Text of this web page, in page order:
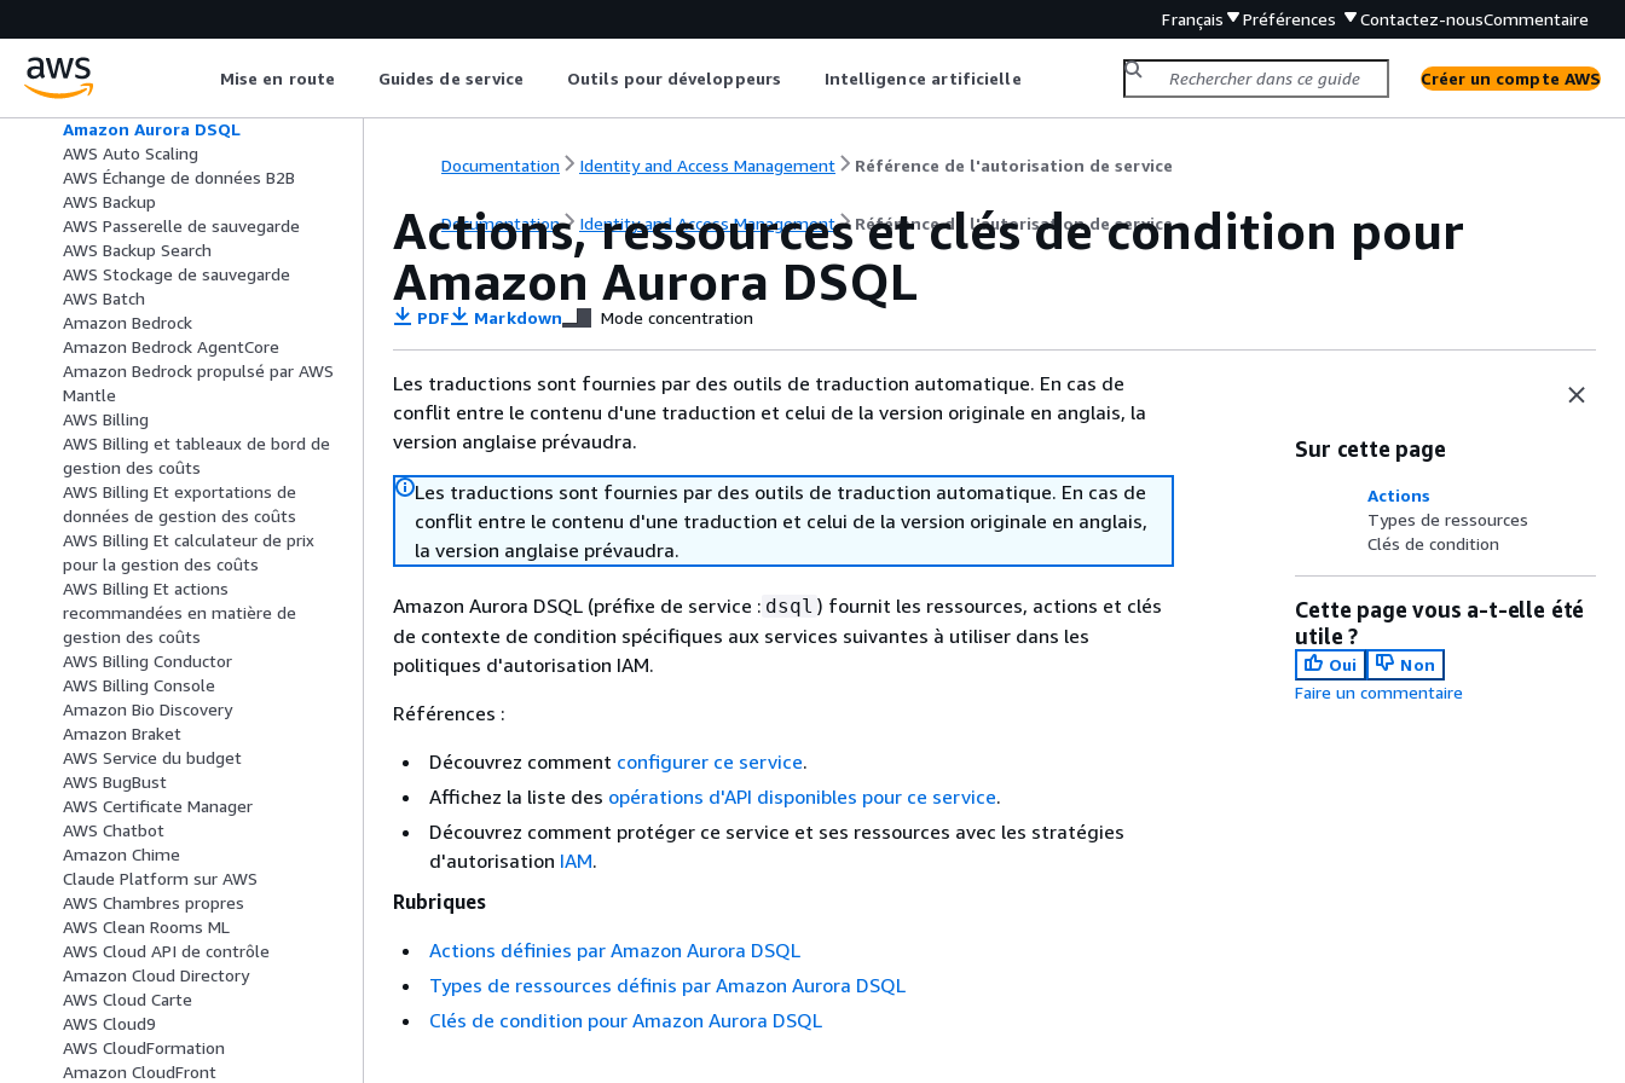
Français Préférences Contactez-nousCommentaire
Mise en route Guides de service Outils pour développeurs Intelligence artificielle Créer un compte AWS
AWS Artifact
Amazon Athena
AWS Audit Manager
Amazon Aurora DSQL
AWS Auto Scaling
AWS Échange de données B2B
AWS Backup
AWS Passerelle de sauvegarde
AWS Backup Search
AWS Stockage de sauvegarde
AWS Batch
Amazon Bedrock
Amazon Bedrock AgentCore
Amazon Bedrock propulsé par AWS
Mantle
AWS Billing
AWS Billing et tableaux de bord de
gestion des coûts
AWS Billing Et exportations de
données de gestion des coûts
AWS Billing Et calculateur de prix
pour la gestion des coûts
AWS Billing Et actions
recommandées en matière de
gestion des coûts
AWS Billing Conductor
AWS Billing Console
Amazon Bio Discovery
Amazon Braket
AWS Service du budget
AWS BugBust
AWS Certificate Manager
AWS Chatbot
Amazon Chime
Claude Platform sur AWS
AWS Chambres propres
AWS Clean Rooms ML
AWS Cloud API de contrôle
Amazon Cloud Directory
AWS Cloud Carte
AWS Cloud9
AWS CloudFormation
Amazon CloudFront
Documentation Identity and Access Management Référence de l'autorisation de service
Documentation Identity and Access Management Référence de l'autorisation de service
Actions, ressources et clés de condition pour
Amazon Aurora DSQL
PDF Markdown Mode concentration
Les traductions sont fournies par des outils de traduction automatique. En cas de
conflit entre le contenu d'une traduction et celui de la version originale en anglais, la
version anglaise prévaudra.
Les traductions sont fournies par des outils de traduction automatique. En cas de
conflit entre le contenu d'une traduction et celui de la version originale en anglais,
la version anglaise prévaudra.
Amazon Aurora DSQL (préfixe de service : dsql ) fournit les ressources, actions et clés
de contexte de condition spécifiques aux services suivantes à utiliser dans les
politiques d'autorisation IAM.
Références :
Découvrez comment configurer ce service.
Affichez la liste des opérations d'API disponibles pour ce service.
Découvrez comment protéger ce service et ses ressources avec les stratégies
d'autorisation IAM.
Rubriques
Actions définies par Amazon Aurora DSQL
Types de ressources définis par Amazon Aurora DSQL
Clés de condition pour Amazon Aurora DSQL
Sur cette page
Actions
Types de ressources
Clés de condition
Cette page vous a-t-elle été
utile ?
Oui
Non
Faire un commentaire